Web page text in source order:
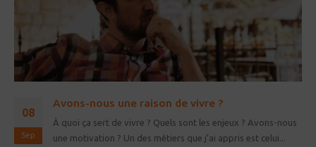
08
Sep
Avons-nous une raison de vivre ?
À quoi ça sert de vivre ? Quels sont les enjeux ? Avons-nous
une motivation ? Un des métiers que j’ai appris est celui...